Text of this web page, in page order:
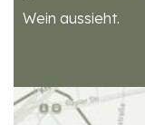
Wein aussieht.